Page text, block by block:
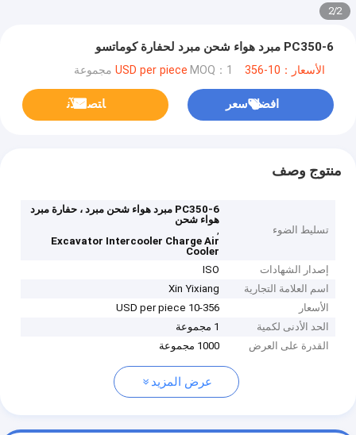
2
/
2
PC350-6 مبرد هواء شحن مبرد لحفارة كوماتسو
الأسعار：10-356 USD per piece MOQ：1 مجموعة
افضل سعر ﺎﺘﺼﻟ ﺍﻶﻧ
منتوج وصف
تسليط الضوء
PC350-6 مبرد هواء شحن مبرد ، حفارة مبرد
هواء شحن
,
Excavator Intercooler Charge Air
Cooler
إصدار الشهادات
ISO
اسم العلامة التجارية
Xin Yixiang
الأسعار
10-356 USD per piece
الحد الأدنى لكمية
1 مجموعة
القدرة على العرض
1000 مجموعة
عرض المزيد